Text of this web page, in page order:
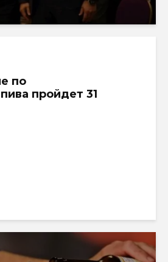
по
пройдет 31